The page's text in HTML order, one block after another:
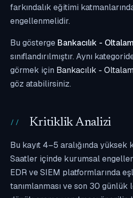
farkındalık eğitimi
engellenmelidir.
Bu gösterge Bankacılık -
sınıflandırılmıştır. Aynı
görmek için Bankacılık -
göz atabilirsiniz.
Kritiklik Analizi
Bu kayıt 4–5 aralığında
Saatler içinde kurumsal
EDR ve SIEM platformlarında
tanımlanması ve son 30